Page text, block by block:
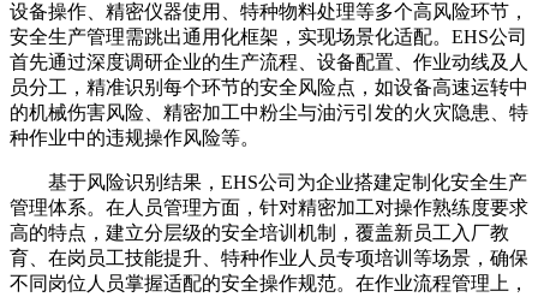
设备操作、精密仪器使用、特种物料处理等多个高风险环节，
安全生产管理需跳出通用化框架，实现场景化适配。EHS公司
首先通过深度调研企业的生产流程、设备配置、作业动线及人
员分工，精准识别每个环节的安全风险点，如设备高速运转中
的机械伤害风险、精密加工中粉尘与油污引发的火灾隐患、特
种作业中的违规操作风险等。
基于风险识别结果，EHS公司为企业搭建定制化安全生产
管理体系。在人员管理方面，针对精密加工对操作熟练度要求
高的特点，建立分层级的安全培训机制，覆盖新员工入厂教
育、在岗员工技能提升、特种作业人员专项培训等场景，确保
不同岗位人员掌握适配的安全操作规范。在作业流程管理上，